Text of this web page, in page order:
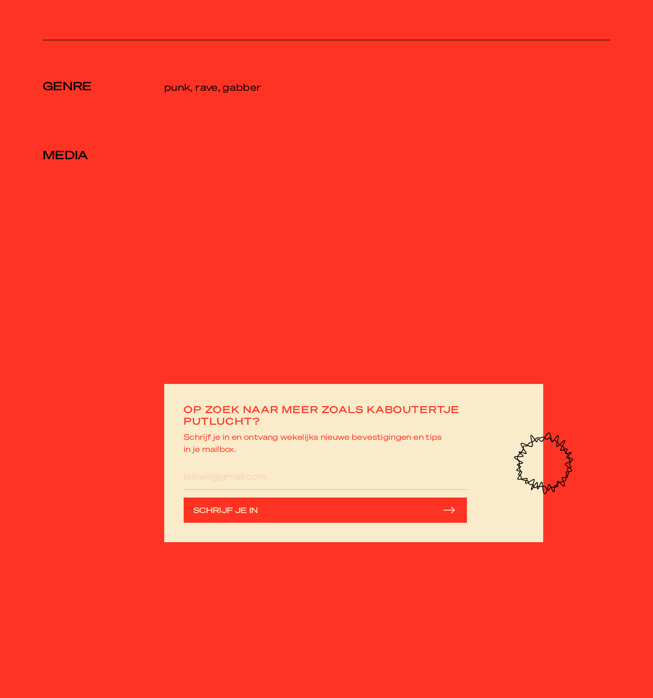
GENRE punk, rave, gabber
MEDIA
OP ZOEK NAAR MEER ZOALS KABOUTERTJE
PUTLUCHT?
Schrijf je in en ontvang wekelijks nieuwe bevestigingen en tips
in je mailbox.
mailadres
SCHRIJF JE IN